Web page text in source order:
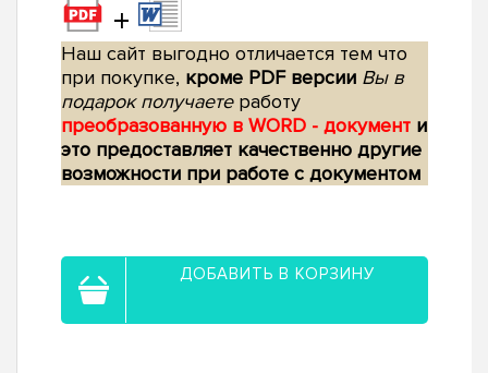
+
Наш сайт выгодно отличается тем что
при покупке, кроме PDF версии Вы в
подарок получаетеработу
преобразованную в WORD - документ и
это предоставляет качественно другие
возможности при работе с документом
ДОБАВИТЬ В КОРЗИНУ